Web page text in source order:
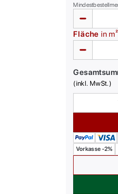
Fläche in m²
(inkl. MwSt.)
Vorkasse -2%